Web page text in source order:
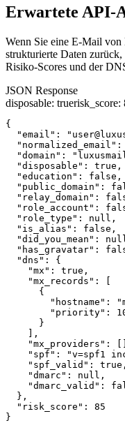
Erwartete API-
Wenn Sie eine E-Mail
strukturierte Daten
Risiko-Scores und der
JSON Response
disposable: truerisk_score:
{
"email":
"domain":
  "disposable": true,
  "education": false,
"public_domain":
"relay_domain":
"role_account":
  "role_type": null,
  "is_alias": false,
"did_you_mean":
"has_gravatar":
  "dns": {
    "mx": true,
    "mx_records": [
      {
"hostname":
"priority":
      }
    ],
"mx_providers":
"spf": "v=spf1
    "spf_valid": true,
    "dmarc": null,
"dmarc_valid":
  },
  "risk_score": 85
}